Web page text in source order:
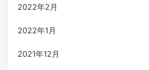
2022年2月
2022年1月
2021年12月